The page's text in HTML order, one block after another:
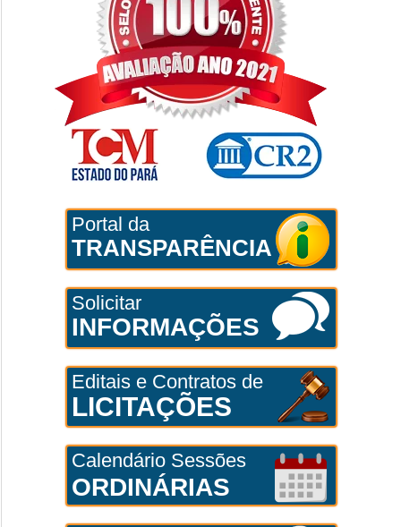
Portal da
TRANSPARÊNCIA
Solicitar
INFORMAÇÕES
Editais e Contratos de
LICITAÇÕES
Calendário Sessões
ORDINÁRIAS